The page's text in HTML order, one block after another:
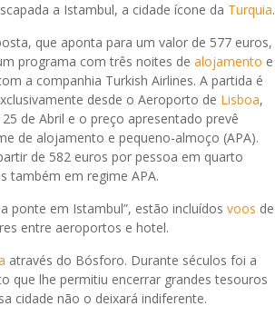
a Istambul, a cidade ícone da Turquia.
que aponta para um valor de 577 euros,
programa com três noites de alojamento e
a companhia Turkish Airlines. A partida é
desde o Aeroporto de Lisboa,
de Abril e o preço apresentado prevê
de alojamento e pequeno-almoço (APA).
de 582 euros por pessoa em quarto
também em regime APA.
ponte em Istambul”, estão incluídos voos de
entre aeroportos e hotel.
através do Bósforo. Durante séculos foi a
que lhe permitiu encerrar grandes tesouros
cidade não o deixará indiferente.